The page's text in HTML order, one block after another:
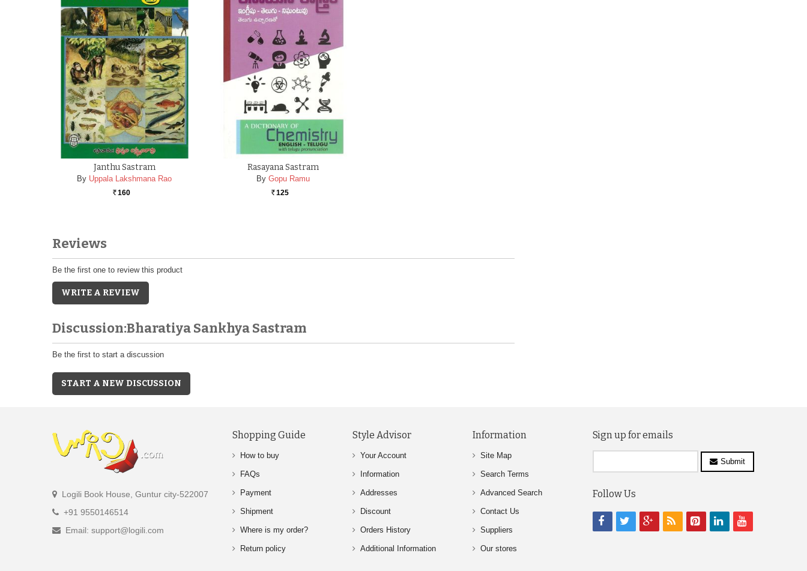
Janthu Sastram
By Uppala Lakshmana Rao
Rs. 160
Rasayana Sastram
By Gopu Ramu
Rs. 125
Reviews
Be the first one to review this product
WRITE A REVIEW
Discussion:Bharatiya Sankhya Sastram
Be the first to start a discussion
START A NEW DISCUSSION
Logili Book House, Guntur city-522007
+91 9550146514
Email: support@logili.com
Shopping Guide
How to buy
FAQs
Payment
Shipment
Where is my order?
Return policy
Style Advisor
Your Account
Information
Addresses
Discount
Orders History
Additional Information
Information
Site Map
Search Terms
Advanced Search
Contact Us
Suppliers
Our stores
Sign up for emails
Submit
Follow Us